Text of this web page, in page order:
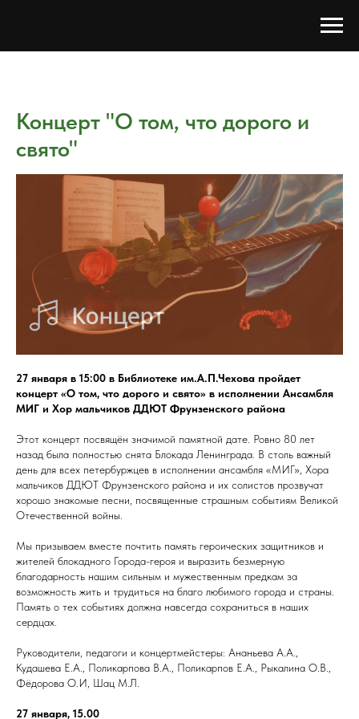
Концерт "О том, что дорого и
свято"
27 января в 15:00 в Библиотеке им.А.П.Чехова пройдет
концерт «О том, что дорого и свято» в исполнении Ансамбля
МИГ и Хор мальчиков ДДЮТ Фрунзенского района
Этот концерт посвящён значимой памятной дате. Ровно 80 лет
назад была полностью снята Блокада Ленинграда. В столь важный
день для всех петербуржцев в исполнении ансамбля «МИГ», Хора
мальчиков ДДЮТ Фрунзенского района и их солистов прозвучат
хорошо знакомые песни, посвященные страшным событиям Великой
Отечественной войны.
Мы призываем вместе почтить память героических защитников и
жителей блокадного Города-героя и выразить безмерную
благодарность нашим сильным и мужественным предкам за
возможность жить и трудиться на благо любимого города и страны.
Память о тех событиях должна навсегда сохраниться в наших
сердцах.
Руководители, педагоги и концертмейстеры: Ананьева А.А.,
Кудашева Е.А., Поликарпова В.А., Поликарпов Е.А., Рыкалина О.В.,
Фёдорова О.И, Шац М.Л.
27 января, 15.00